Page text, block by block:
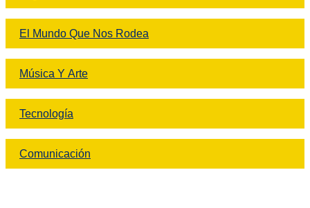
El Mundo Que Nos Rodea
Música Y Arte
Tecnología
Comunicación